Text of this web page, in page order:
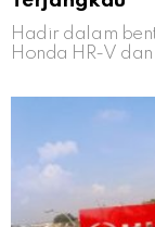
Hadir dalam
Honda HR-V dan